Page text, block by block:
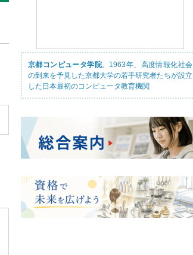
京都コンピュータ学院。1963年、高度情報化社会
の到来を予見した京都大学の若手研究者たちが設立
した日本最初のコンピュータ教育機関